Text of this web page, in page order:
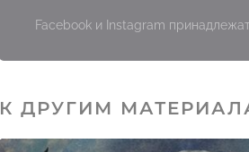
Facebook и Instagram
К ДРУГИМ